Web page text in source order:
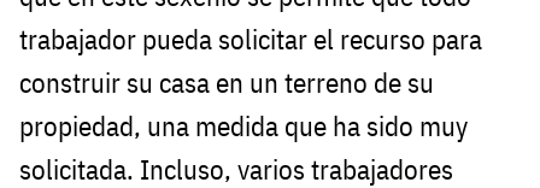
trabajador pueda solicitar el recurso para
construir su casa en un terreno de su
propiedad, una medida que ha sido muy
solicitada. Incluso, varios trabajadores